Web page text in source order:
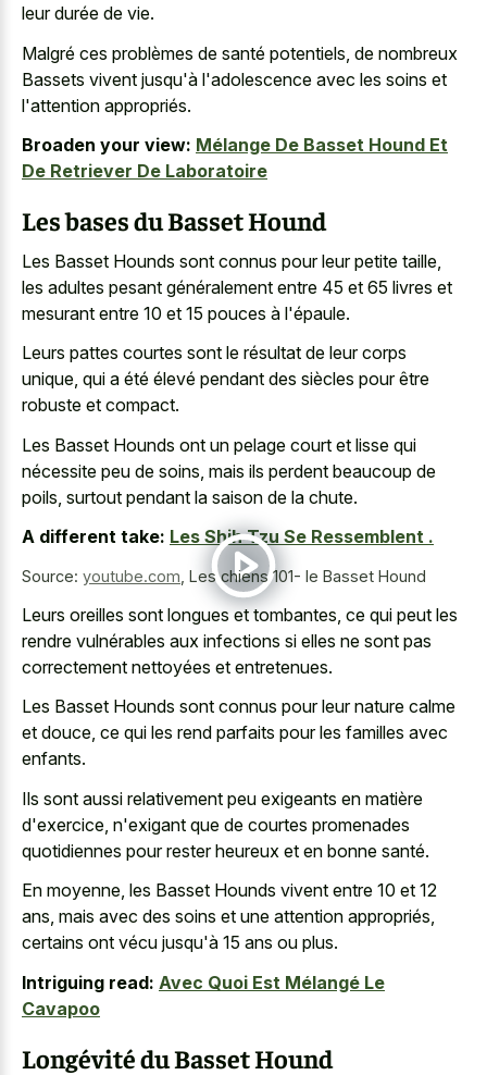
leur durée de vie.
Malgré ces problèmes de santé potentiels, de nombreux
Bassets vivent jusqu'à l'adolescence avec les soins et
l'attention appropriés.
Broaden your view: Mélange De Basset Hound Et
De Retriever De Laboratoire
Les bases du Basset Hound
Les Basset Hounds sont connus pour leur petite taille,
les adultes pesant généralement entre 45 et 65 livres et
mesurant entre 10 et 15 pouces à l'épaule.
Leurs pattes courtes sont le résultat de leur corps
unique, qui a été élevé pendant des siècles pour être
robuste et compact.
Les Basset Hounds ont un pelage court et lisse qui
nécessite peu de soins, mais ils perdent beaucoup de
poils, surtout pendant la saison de la chute.
A different take: Les Shih Tzu Se Ressemblent .
Source: youtube.com Les chiens 101- le Basset Hound
Leurs oreilles sont longues et tombantes, ce qui peut les
rendre vulnérables aux infections si elles ne sont pas
correctement nettoyées et entretenues.
Les Basset Hounds sont connus pour leur nature calme
et douce, ce qui les rend parfaits pour les familles avec
enfants.
Ils sont aussi relativement peu exigeants en matière
d'exercice, n'exigant que de courtes promenades
quotidiennes pour rester heureux et en bonne santé.
En moyenne, les Basset Hounds vivent entre 10 et 12
ans, mais avec des soins et une attention appropriés,
certains ont vécu jusqu'à 15 ans ou plus.
Intriguing read: Avec Quoi Est Mélangé Le
Cavapoo
Longévité du Basset Hound